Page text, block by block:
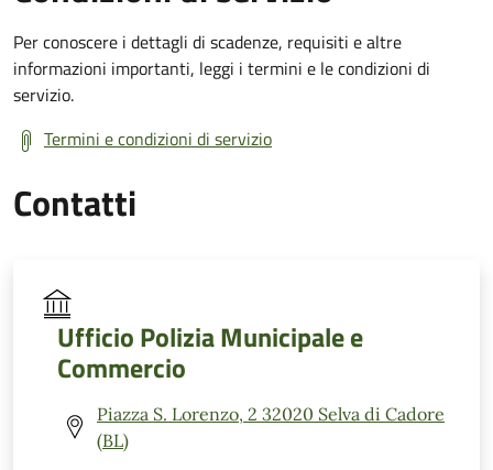
Per conoscere i dettagli di scadenze, requisiti e altre
informazioni importanti, leggi i termini e le condizioni di
servizio.
Termini e condizioni di servizio
Contatti
Ufficio Polizia Municipale e
Commercio
Piazza S. Lorenzo, 2 32020 Selva di Cadore
(BL)